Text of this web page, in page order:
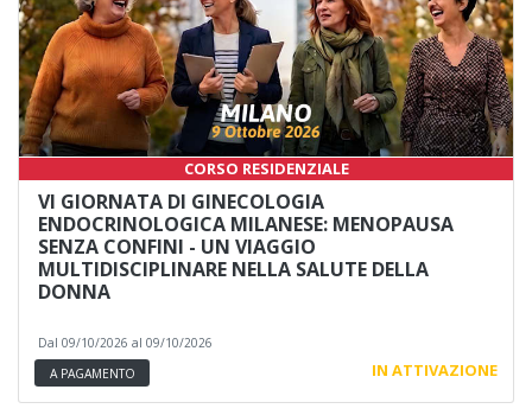
CORSO RESIDENZIALE
VI GIORNATA DI GINECOLOGIA
ENDOCRINOLOGICA MILANESE: MENOPAUSA
SENZA CONFINI - UN VIAGGIO
MULTIDISCIPLINARE NELLA SALUTE DELLA
DONNA
Dal 09/10/2026 al 09/10/2026
A PAGAMENTO
IN ATTIVAZIONE